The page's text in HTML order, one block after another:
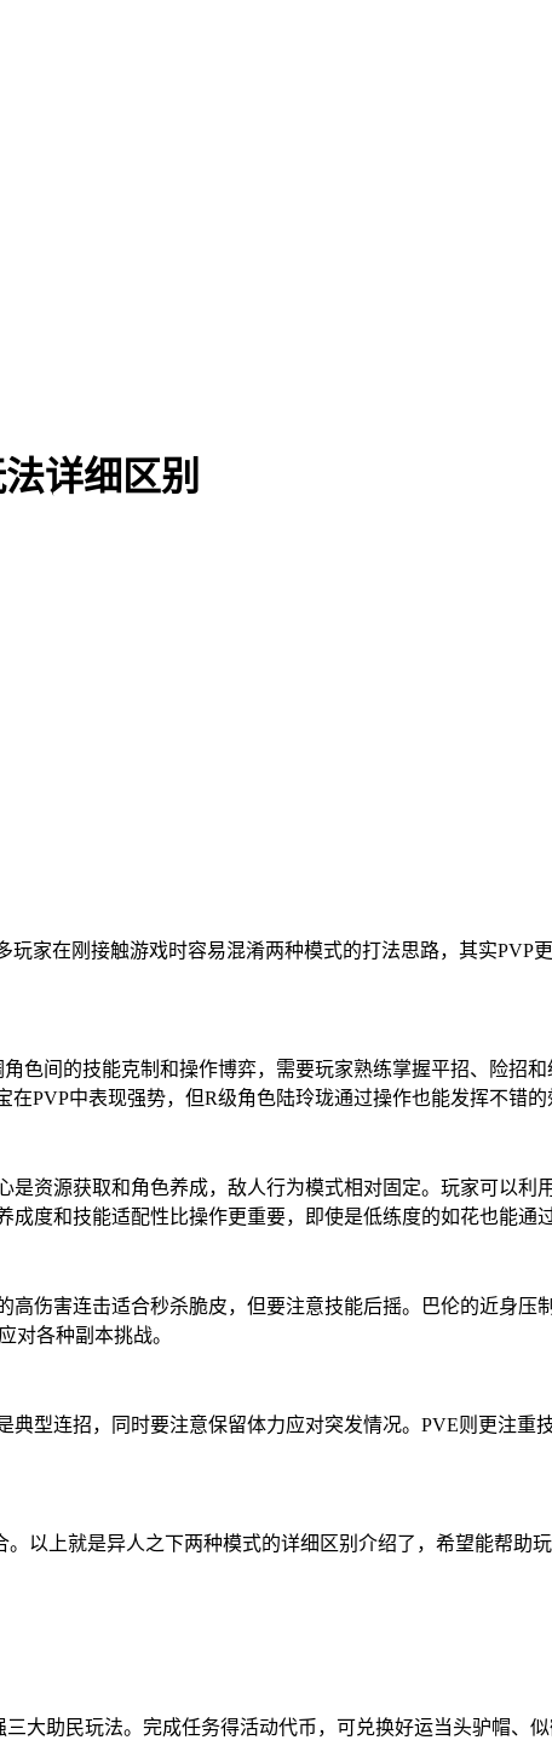
详细区别
家在刚接触游戏时容易混淆两种模式的打法思路，其实PVP
色间的技能克制和操作博弈，需要玩家熟练掌握平招、险招
PVP中表现强势，但R级角色陆玲珑通过操作也能发挥不错的
资源获取和角色养成，敌人行为模式相对固定。玩家可以
度和技能适配性比操作更重要，即使是低练度的如花也能通
伤害连击适合秒杀脆皮，但要注意技能后摇。巴伦的近身压
对各种副本挑战。
型连招，同时要注意保留体力应对突发情况。PVE则更注重
以上就是异人之下两种模式的详细区别介绍了，希望能帮助
大助民玩法。完成任务得活动代币，可兑换好运当头驴帽、